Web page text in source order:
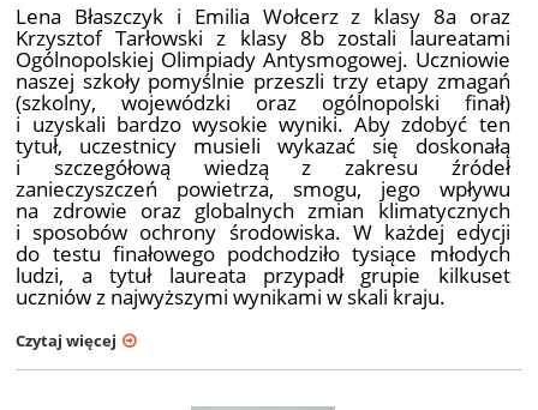
Lena Błaszczyk i Emilia Wołcerz z klasy 8a oraz
Krzysztof Tarłowski z klasy 8b zostali laureatami
Ogólnopolskiej Olimpiady Antysmogowej. Uczniowie
naszej szkoły pomyślnie przeszli trzy etapy zmagań
(szkolny, wojewódzki oraz ogólnopolski finał)
i uzyskali bardzo wysokie wyniki. Aby zdobyć ten
tytuł, uczestnicy musieli wykazać się doskonałą
i szczegółową wiedzą z zakresu źródeł
zanieczyszczeń powietrza, smogu, jego wpływu
na zdrowie oraz globalnych zmian klimatycznych
i sposobów ochrony środowiska. W każdej edycji
do testu finałowego podchodziło tysiące młodych
ludzi, a tytuł laureata przypadł grupie kilkuset
uczniów z najwyższymi wynikami w skali kraju.
Czytaj więcej